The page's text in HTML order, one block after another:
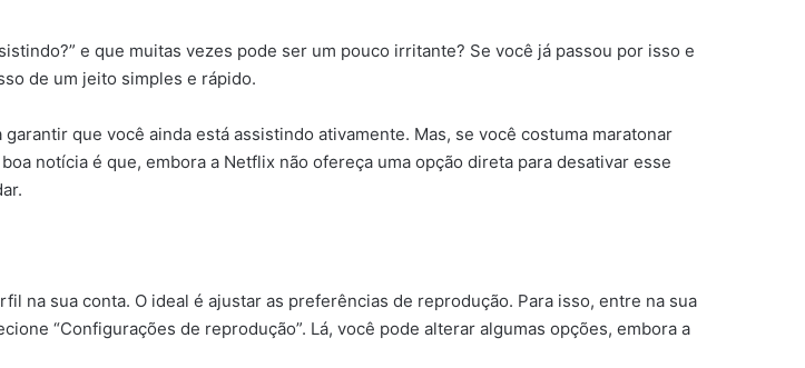
e que muitas vezes pode ser um pouco irritante? Se você já passou por isso e
de um jeito simples e rápido.
que você ainda está assistindo ativamente. Mas, se você costuma maratonar
notícia é que, embora a Netflix não ofereça uma opção direta para desativar esse
na sua conta. O ideal é ajustar as preferências de reprodução. Para isso, entre na sua
“Configurações de reprodução”. Lá, você pode alterar algumas opções, embora a